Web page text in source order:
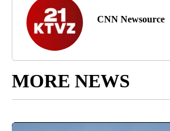
CNN Newsource
MORE NEWS